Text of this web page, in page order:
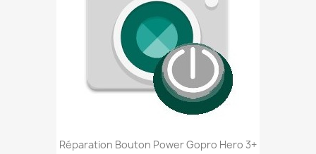
Réparation Bouton Power Gopro Hero 3+